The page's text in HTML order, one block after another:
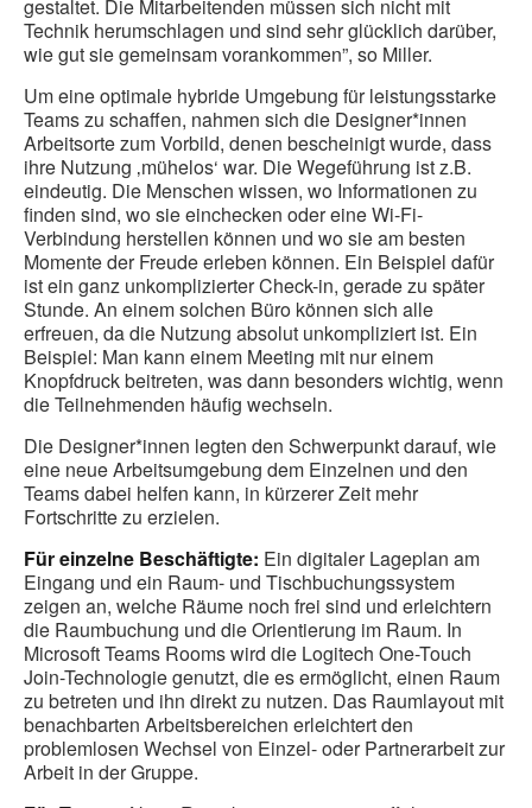
gestaltet. Die Mitarbeitenden müssen sich nicht mit
Technik herumschlagen und sind sehr glücklich darüber,
wie gut sie gemeinsam vorankommen”, so Miller.
Um eine optimale hybride Umgebung für leistungsstarke
Teams zu schaffen, nahmen sich die Designer*innen
Arbeitsorte zum Vorbild, denen bescheinigt wurde, dass
ihre Nutzung ‚mühelos‘ war. Die Wegeführung ist z.B.
eindeutig. Die Menschen wissen, wo Informationen zu
finden sind, wo sie einchecken oder eine Wi-Fi-
Verbindung herstellen können und wo sie am besten
Momente der Freude erleben können. Ein Beispiel dafür
ist ein ganz unkomplizierter Check-in, gerade zu später
Stunde. An einem solchen Büro können sich alle
erfreuen, da die Nutzung absolut unkompliziert ist. Ein
Beispiel: Man kann einem Meeting mit nur einem
Knopfdruck beitreten, was dann besonders wichtig, wenn
die Teilnehmenden häufig wechseln.
Die Designer*innen legten den Schwerpunkt darauf, wie
eine neue Arbeitsumgebung dem Einzelnen und den
Teams dabei helfen kann, in kürzerer Zeit mehr
Fortschritte zu erzielen.
Für einzelne Beschäftigte: Ein digitaler Lageplan am
Eingang und ein Raum- und Tischbuchungssystem
zeigen an, welche Räume noch frei sind und erleichtern
die Raumbuchung und die Orientierung im Raum. In
Microsoft Teams Rooms wird die Logitech One-Touch
Join-Technologie genutzt, die es ermöglicht, einen Raum
zu betreten und ihn direkt zu nutzen. Das Raumlayout mit
benachbarten Arbeitsbereichen erleichtert den
problemlosen Wechsel von Einzel- oder Partnerarbeit zur
Arbeit in der Gruppe.